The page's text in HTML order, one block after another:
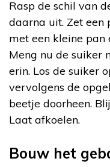
Rasp de schil van
daarna uit. Zet een
met een kleine pan
Meng nu de suiker
erin. Los de suiker
vervolgens de
beetje doorheen.
Laat afkoelen.
Bouw het